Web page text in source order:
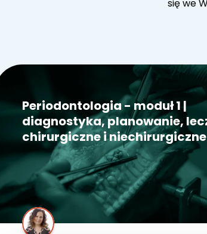
się we
Periodontologia - moduł 1 |
diagnostyka, planowanie,
chirurgiczne i niechirurgiczne